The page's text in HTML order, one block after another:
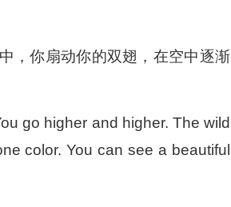
，你扇动你的双翅，在空中逐渐
go higher and higher. The wild
color. You can see a beautiful